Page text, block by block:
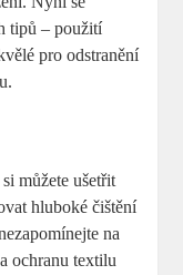
tipů – použití
pro odstranění
můžete ušetřit
hluboké čištění
na
ochranu textilu